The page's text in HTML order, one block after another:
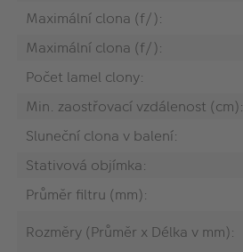
Maximální clona (f/):
Maximální clona (f/):
Počet lamel clony:
Min. zaostřovací vzdálenost (cm):
Sluneční clona v balení:
Stativová objímka:
Průměr filtru (mm):
Rozměry (Průměr x Délka v mm):